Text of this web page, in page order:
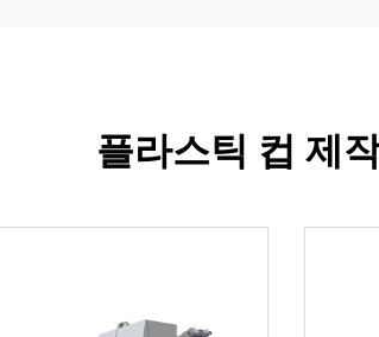
플라스틱 컵 제